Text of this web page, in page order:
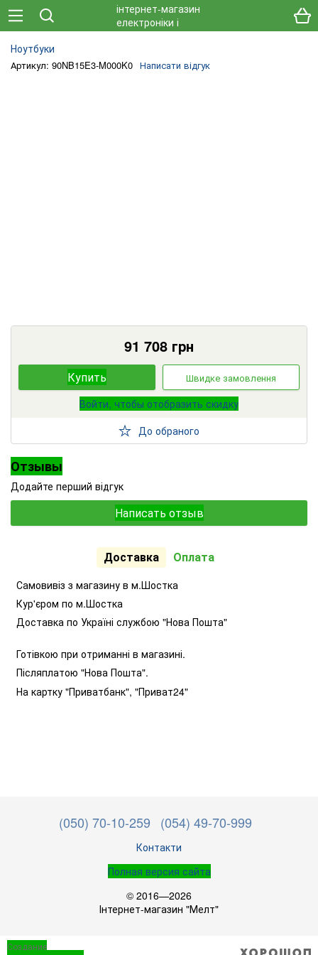
Ноутбуки
Артикул: 90NB15E3-M000K0 Написати відгук
91 708 грн
Купить Швидке замовлення
Войти, чтобы отобразить скидку
До обраного
Отзывы
Додайте перший відгук
Написать отзыв
Доставка Оплата
Самовивіз з магазину в м.Шостка
Кур'єром по м.Шостка
Доставка по Україні службою "Нова Пошта"
Готівкою при отриманні в магазині.
Післяплатою "Нова Пошта".
На картку "Приватбанк", "Приват24"
(050) 70-10-259 (054) 49-70-999
Контакти
Полная версия сайта
© 2016—2026
Інтернет-магазин "Мелт"
Создание